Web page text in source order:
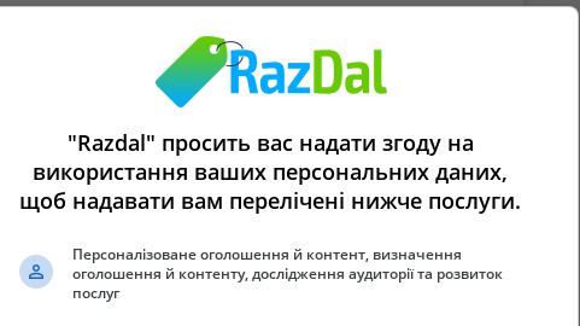
борти причепа . Рама- грунт+емаль. Нова модель причепа,
та фізичними особами. Надаємо повний пакет документів для
"Razdal" просить вас надати згоду на
використання ваших персональних даних,
щоб надавати вам перелічені нижче послуги.
Персоналізоване оголошення й контент, визначення
оголошення й контенту, дослідження аудиторії та розвиток
послуг